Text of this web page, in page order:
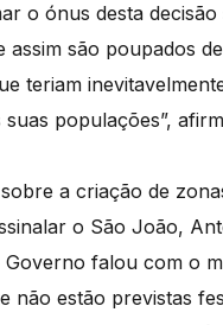
o ónus desta decisão
assim são poupados
teriam
populações”,
a criação de
o São João,
falou com o
não estão previstas